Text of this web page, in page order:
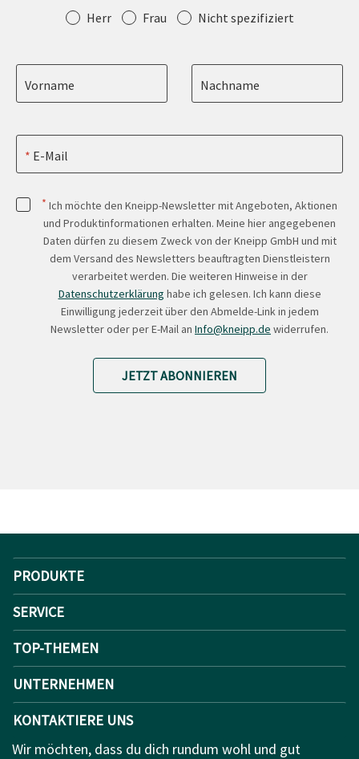
Anrede Herr Frau Nicht spezifiziert
Vorname Nachname
E-Mail
* Ich möchte den Kneipp-Newsletter mit Angeboten, Aktionen
und Produktinformationen erhalten. Meine hier angegebenen
Daten dürfen zu diesem Zweck von der Kneipp GmbH und mit
dem Versand des Newsletters beauftragten Dienstleistern
verarbeitet werden. Die weiteren Hinweise in der
Datenschutzerklärung habe ich gelesen. Ich kann diese
Einwilligung jederzeit über den Abmelde-Link in jedem
Newsletter oder per E-Mail an Info@kneipp.de widerrufen.
JETZT ABONNIEREN
PRODUKTE
SERVICE
TOP-THEMEN
UNTERNEHMEN
KONTAKTIERE UNS
Wir möchten, dass du dich rundum wohl und gut